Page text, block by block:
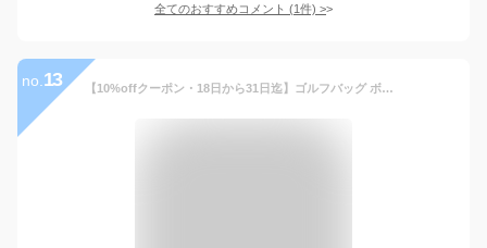
全てのおすすめコメント (1件) >
no. 13 【10%offクーポン・18日から31日迄】ゴルフバッグ ボストン 本革 レザーバッグ メンズ ボストンバッグ シューズ収納 レディース ゴルフバッグ ショルダーバッグ スポーツ鞄 カバン ゴルフ用品 軽量 防水 靴 ポケット 大容量 ファスナーケット 横型 修学 出張 旅行 軽量 1泊